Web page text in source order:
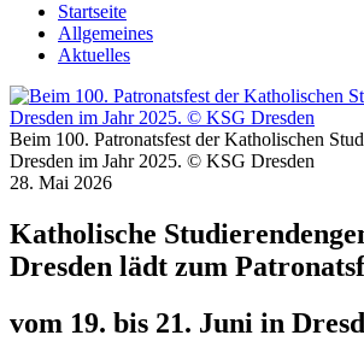
Startseite
Allgemeines
Aktuelles
Beim 100. Patronatsfest der Katholischen
Dresden im Jahr 2025. © KSG Dresden
28. Mai 2026
Katholische
Dresden lädt zum
vom 19. bis 21. Juni in